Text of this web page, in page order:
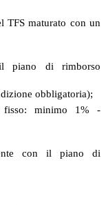
TFS maturato con un
piano di rimborso
obbligatoria);
fisso: minimo 1% -
con il piano di